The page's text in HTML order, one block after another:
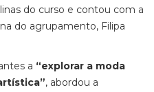
do curso e contou com a
do agrupamento, Filipa
a “explorar a moda
, abordou a